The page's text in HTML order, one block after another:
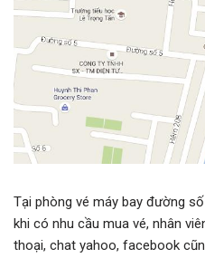
Tại phòng vé máy bay đường
khi có nhu cầu mua vé, nhân
thoại, chat yahoo, facebook